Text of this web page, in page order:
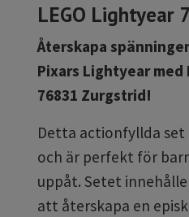
LEGO Lightyear
Återskapa
Pixars Lightyear med
76831 Zurgstrid!
Detta actionfyllda set
och är perfekt för
uppåt. Setet
att återskapa en